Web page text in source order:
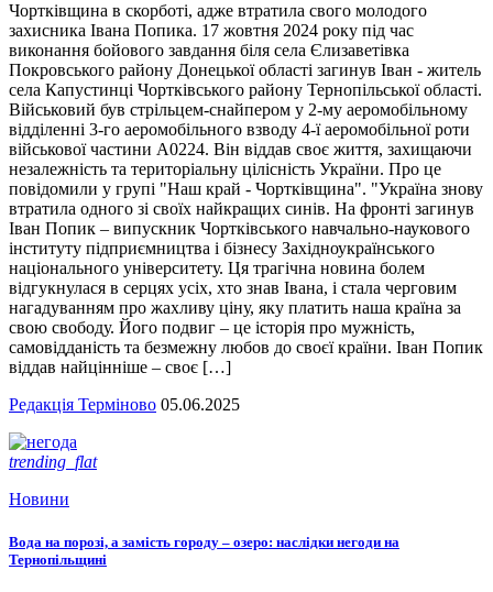
Чортківщина в скорботі, адже втратила свого молодого
захисника Івана Попика. 17 жовтня 2024 року під час
виконання бойового завдання біля села Єлизаветівка
Покровського району Донецької області загинув Іван - житель
села Капустинці Чортківського району Тернопільської області.
Військовий був стрільцем-снайпером у 2-му аеромобільному
відділенні 3-го аеромобільного взводу 4-ї аеромобільної роти
військової частини А0224. Він віддав своє життя, захищаючи
незалежність та територіальну цілісність України. Про це
повідомили у групі "Наш край - Чортківщина". "Україна знову
втратила одного зі своїх найкращих синів. На фронті загинув
Іван Попик – випускник Чортківського навчально-наукового
інституту підприємництва і бізнесу Західноукраїнського
національного університету. Ця трагічна новина болем
відгукнулася в серцях усіх, хто знав Івана, і стала черговим
нагадуванням про жахливу ціну, яку платить наша країна за
свою свободу. Його подвиг – це історія про мужність,
самовідданість та безмежну любов до своєї країни. Іван Попик
віддав найцінніше – своє […]
Редакція Терміново 05.06.2025
trending_flat
Новини
Вода на порозі, а замість городу – озеро: наслідки негоди на
Тернопільщині